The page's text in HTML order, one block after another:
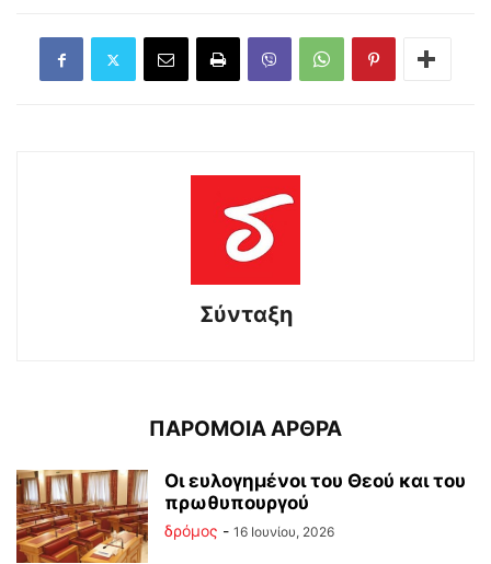
Σύνταξη
ΠΑΡΟΜΟΙΑ ΑΡΘΡΑ
Οι ευλογημένοι του Θεού και του
πρωθυπουργού
δρόμος - 16 Ιουνίου, 2026